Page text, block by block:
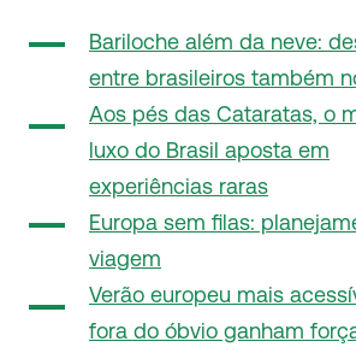
Bariloche além da neve:
entre brasileiros também
Aos pés das Cataratas, o
luxo do Brasil aposta em
experiências raras
Europa sem filas:
viagem
Verão europeu mais
fora do óbvio ganham